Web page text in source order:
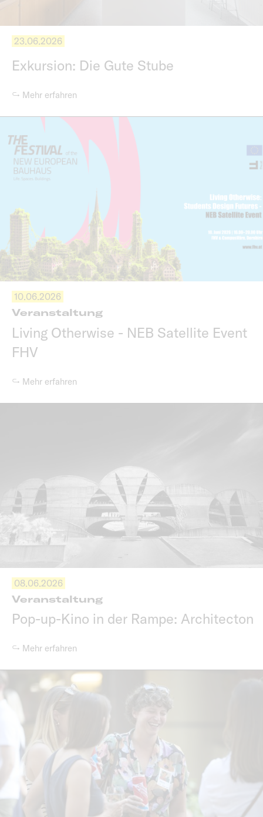
23.06.2026
Exkursion: Die Gute Stube
↪ Mehr erfahren
10.06.2026
Veranstaltung
Living Otherwise - NEB Satellite Event
FHV
↪ Mehr erfahren
08.06.2026
Veranstaltung
Pop-up-Kino in der Rampe: Architecton
↪ Mehr erfahren